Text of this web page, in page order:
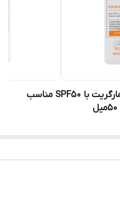
فلوئید ضد آفتاب بی رنگ مارگریت با SPF50 مناسب